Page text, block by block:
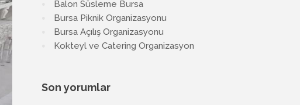
Balon Süsleme Bursa
Bursa Piknik Organizasyonu
Bursa Açılış Organizasyonu
Kokteyl ve Catering Organizasyon
Son yorumlar